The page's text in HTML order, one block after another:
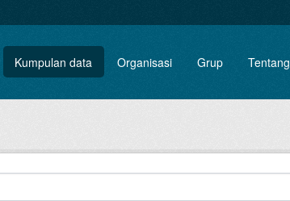
Kumpulan data Organisasi Grup Tentang